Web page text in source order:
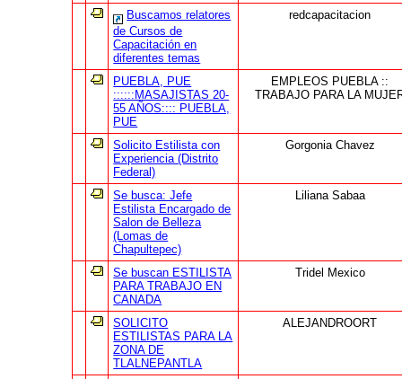
Buscamos relatores
de Cursos de
Capacitación en
diferentes temas
redcapacitacion
PUEBLA, PUE
::::::MASAJISTAS 20-
55 AÑOS:::: PUEBLA,
PUE
EMPLEOS PUEBLA ::
TRABAJO PARA LA
Solicito Estilista con
Experiencia (Distrito
Federal)
Gorgonia Chavez
Se busca: Jefe
Estilista Encargado de
Salon de Belleza
(Lomas de
Chapultepec)
Liliana Sabaa
Se buscan ESTILISTA
PARA TRABAJO EN
CANADA
Tridel Mexico
SOLICITO
ESTILISTAS PARA LA
ZONA DE
TLALNEPANTLA
ALEJANDROORT